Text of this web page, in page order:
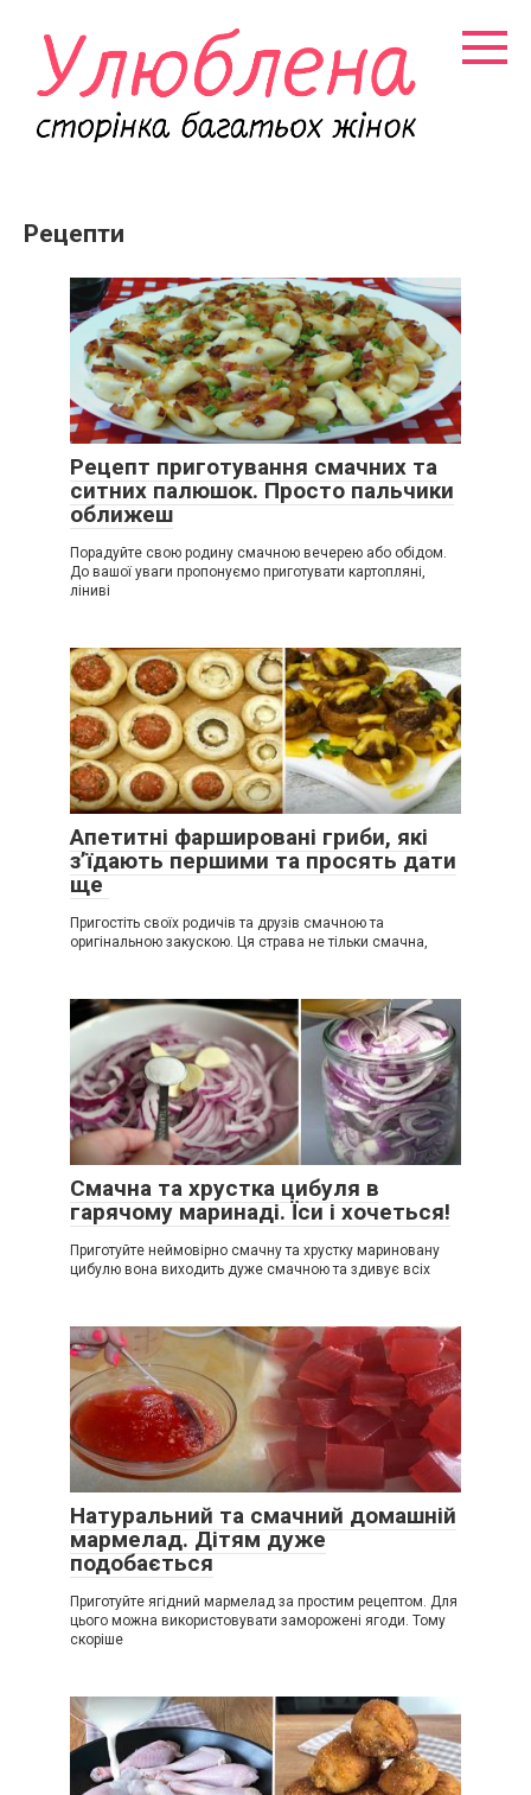
контенту
Рецепти
Рецепт приготування смачних та
ситних палюшок. Просто пальчики
оближеш
Порадуйте свою родину смачною вечерею або обідом.
До вашої уваги пропонуємо приготувати картопляні,
ліниві
Апетитні фаршировані гриби, які
з’їдають першими та просять дати
ще
Пригостіть своїх родичів та друзів смачною та
оригінальною закускою. Ця страва не тільки смачна,
Смачна та хрустка цибуля в
гарячому маринаді. Їси і хочеться!
Приготуйте неймовірно смачну та хрустку мариновану
цибулю вона виходить дуже смачною та здивує всіх
Натуральний та смачний домашній
мармелад. Дітям дуже
подобається
Приготуйте ягідний мармелад за простим рецептом. Для
цього можна використовувати заморожені ягоди. Тому
скоріше